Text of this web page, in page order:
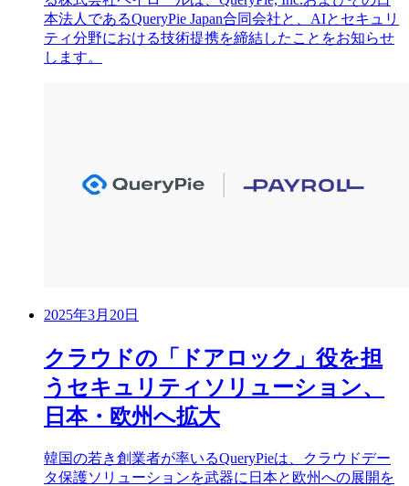
本法人であるQueryPie Japan合同会社と、AIとセキュリ
ティ分野における技術提携を締結したことをお知らせ
します。
2025年3月20日
クラウドの「ドアロック」役を担
うセキュリティソリューション、
日本・欧州へ拡大
韓国の若き創業者が率いるQueryPieは、クラウドデー
タ保護ソリューションを武器に日本と欧州への展開を